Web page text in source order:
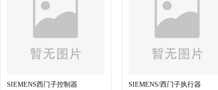
SIEMENS西门子控制器
SIEMENS/西门子执行器